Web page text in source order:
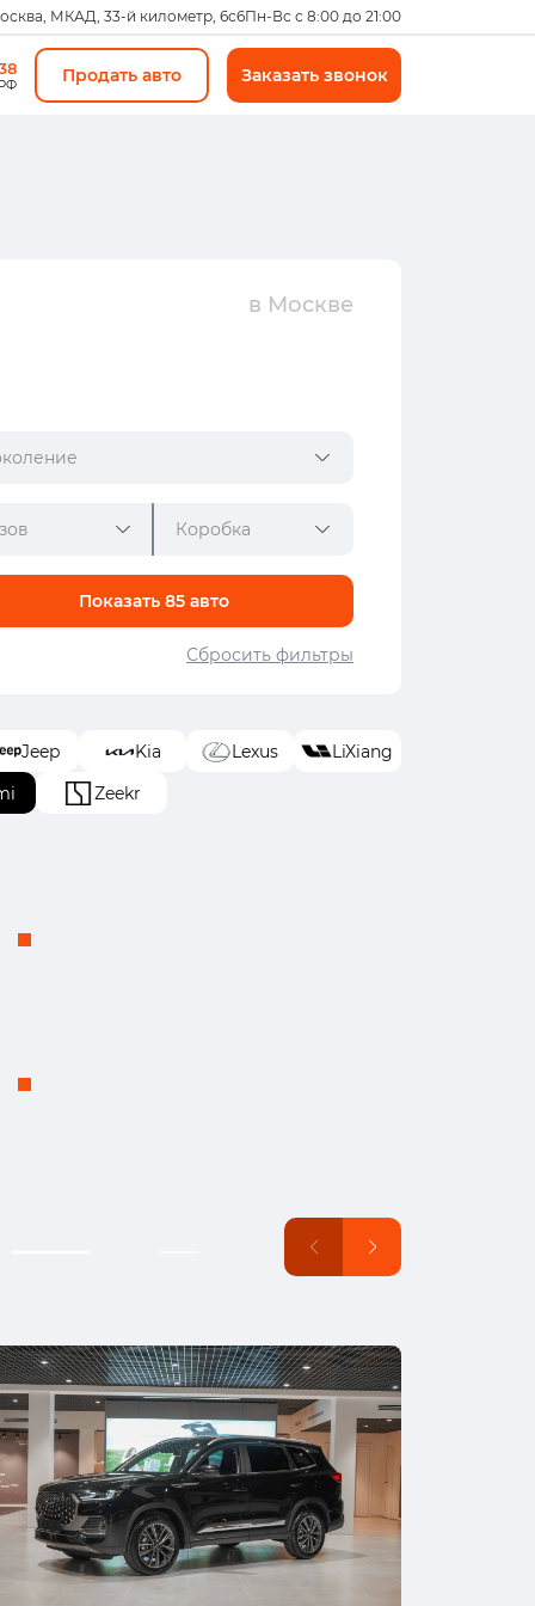
МКАД, 33-й километр, 6с6Пн-Вс с 8:00 до 21:00
Продать авто Заказать звонок
в Москве
Коробка
Показать85 авто
Сбросить фильтры
Jeep Kia Lexus
LiXiang
Zeekr